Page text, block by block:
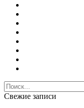
Свежие записи